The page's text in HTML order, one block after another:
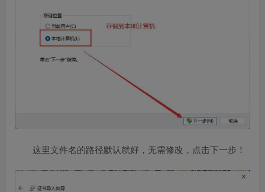
这里文件名的路径默认就好，无需修改，点击下一步！